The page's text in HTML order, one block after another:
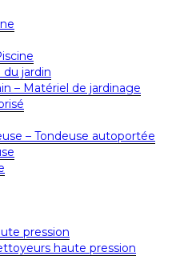
du jardin
– Matériel de jardinage
– Tondeuse autoportée
pression
haute pression